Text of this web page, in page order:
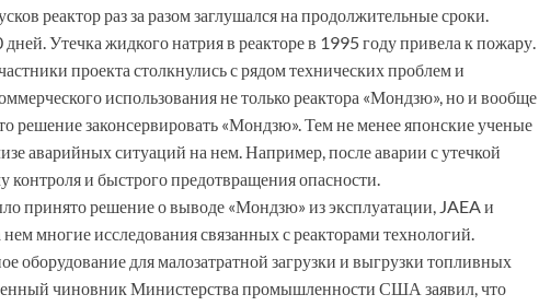
реактор раз за разом заглушался на продолжительные сроки.
Утечка жидкого натрия в реакторе в 1995 году привела к пожару.
проекта столкнулись с рядом технических проблем и
использования не только реактора «Мондзю», но и вообще
решение законсервировать «Мондзю». Тем не менее японские ученые
аварийных ситуаций на нем. Например, после аварии с утечкой
контроля и быстрого предотвращения опасности.
принято решение о выводе «Мондзю» из эксплуатации, JAEA и
многие исследования связанных с реакторами технологий.
оборудование для малозатратной загрузки и выгрузки топливных
чиновник Министерства промышленности США заявил, что